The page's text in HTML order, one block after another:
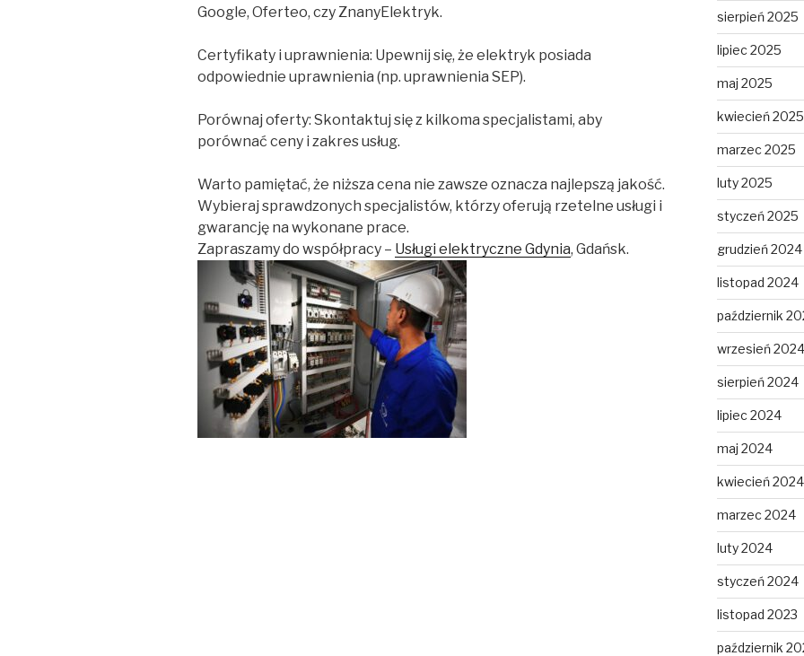
Google, Oferteo, czy ZnanyElektryk.
Certyfikaty i uprawnienia: Upewnij się, że elektryk posiada
odpowiednie uprawnienia (np. uprawnienia SEP).
Porównaj oferty: Skontaktuj się z kilkoma specjalistami, aby
porównać ceny i zakres usług.
Warto pamiętać, że niższa cena nie zawsze oznacza najlepszą jakość.
Wybieraj sprawdzonych specjalistów, którzy oferują rzetelne usługi i
gwarancję na wykonane prace.
Zapraszamy do współpracy – Usługi elektryczne Gdynia, Gdańsk.
sierpień 2025
lipiec 2025
maj 2025
kwiecień 2025
marzec 2025
luty 2025
styczeń 2025
grudzień 2024
listopad 2024
październik
wrzesień 2024
sierpień 2024
lipiec 2024
maj 2024
kwiecień 2024
marzec 2024
luty 2024
styczeń 2024
listopad 2023
październik